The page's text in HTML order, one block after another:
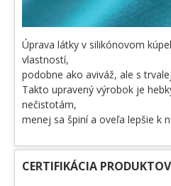
Úprava látky v silikónovom
vlastností,
podobne ako aviváž, ale s
Takto upravený výrobok je
nečistotám,
menej sa špiní a oveľa lepšie k
CERTIFIKÁCIA PRODUKTOV